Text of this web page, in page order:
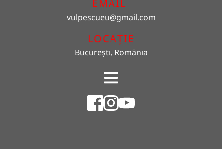
EMAIL
vulpescueu@gmail.com
LOCAȚIE
București, România